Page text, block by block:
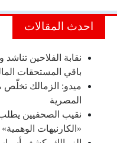
احدث المقالات
نقابة الفلاحين
باقي المستحقات
ميدو: الزمالك تخلّص
المصرية
نقيب الصحفيين
«الكارنيهات الوهمية»